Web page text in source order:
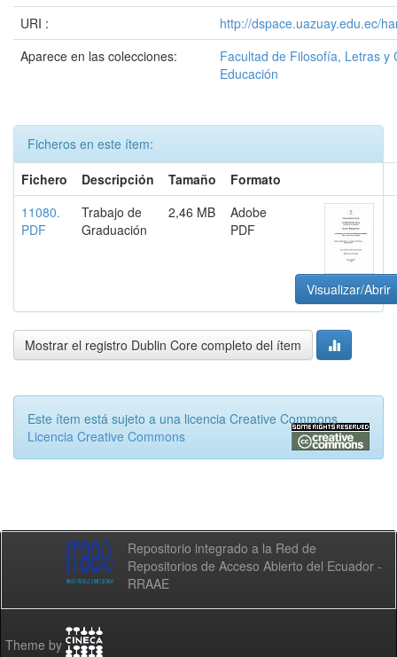
URI :
http://dspace.uazuay.edu.ec/
Aparece en las colecciones:
Facultad de Filosofía, Letras y
Educación
Ficheros en este ítem:
Fichero
Descripción Tamaño
Formato
11080.
PDF
Trabajo de
Graduación
2,46 MB
Adobe
PDF
Visualizar/Abrir
Mostrar el registro Dublin Core completo del ítem
Este ítem está sujeto a una licencia Creative Commons
Licencia Creative Commons
Repositorio integrado a la Red de
Repositorios de Acceso Abierto del Ecuador -
RRAAE
Theme by